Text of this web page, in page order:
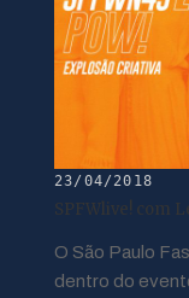
23/04/2018
SPFWlive! com
O São Paulo
dentro do